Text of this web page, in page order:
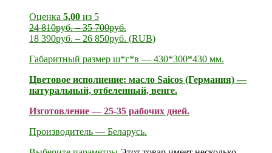
Оценка 5.00 из 5
24 810руб.–35 700руб.
18 390руб. – 26 850руб. (RUB)
Габаритный размер ш*г*в — 430*300*430 мм.
Цветовое исполнение: масло Saicos (Германия) —
натуральный, отбеленный, венге.
Изготовление — 25-35 рабочих дней.
Производитель — Беларусь.